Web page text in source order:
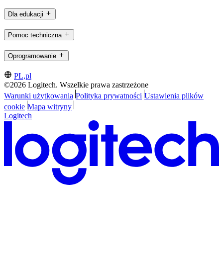
Dla edukacji
Pomoc techniczna
Oprogramowanie
PL,pl
©2026 Logitech. Wszelkie prawa zastrzeżone
Warunki użytkowania Polityka prywatności Ustawienia plików
cookie Mapa witryny
Logitech